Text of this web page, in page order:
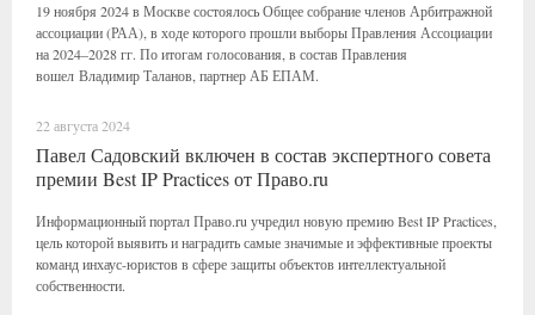
19 ноября 2024 в Москве состоялось Общее собрание членов Арбитражной
ассоциации (РАА), в ходе которого прошли выборы Правления Ассоциации
на 2024–2028 гг. По итогам голосования, в состав Правления
вошел Владимир Таланов, партнер АБ ЕПАМ.
22 августа 2024
Павел Садовский включен в состав экспертного совета
премии Best IP Practices от Право.ru
Информационный портал Право.ru учредил новую премию Best IP Practices,
цель которой выявить и наградить самые значимые и эффективные проекты
команд инхаус-юристов в сфере защиты объектов интеллектуальной
собственности.